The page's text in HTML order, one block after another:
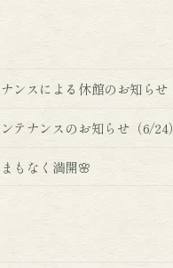
ンスによる休館のお知らせ
テナンスのお知らせ（6/24）
もなく満開🌸